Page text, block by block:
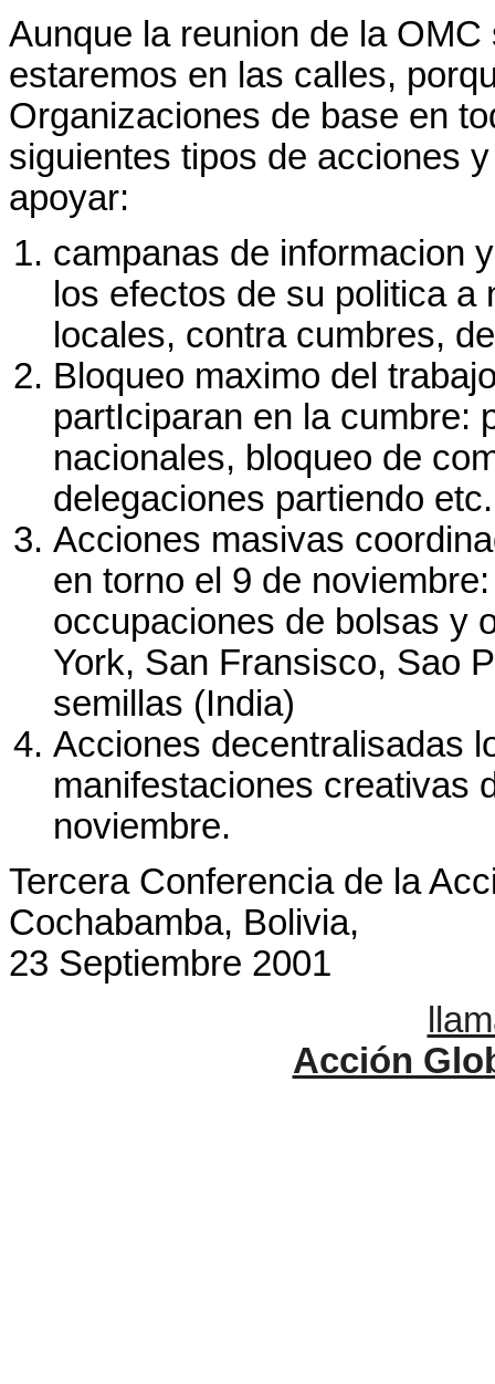
Aunque la reunion de la
estaremos en las calles,
Organizaciones de base en
siguientes tipos de acciones
apoyar:
campanas de informacion
los efectos de su politica
locales, contra cumbres,
Bloqueo maximo del
partIciparan en la cumbre:
nacionales, bloqueo de
delegaciones partiendo etc.
Acciones masivas
en torno el 9 de
occupaciones de bolsas y
York, San Fransisco, Sao
semillas (India)
Acciones decentralisadas
manifestaciones creativas
noviembre.
Tercera Conferencia de la
Cochabamba, Bolivia,
23 Septiembre 2001
Acción